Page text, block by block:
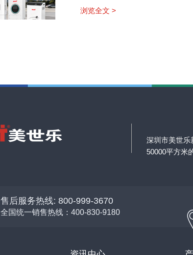
浏览全文 >
深圳市美世乐
50000平方米
售后服务热线: 800-999-3670
全国统一销售热线：400-830-9180